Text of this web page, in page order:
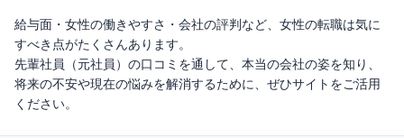
給与面・女性の働きやすさ・会社の評判など、女性の転職は気に
すべき点がたくさんあります。
先輩社員（元社員）の口コミを通して、本当の会社の姿を知り、
将来の不安や現在の悩みを解消するために、ぜひサイトをご活用
ください。